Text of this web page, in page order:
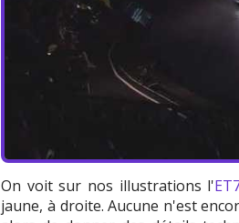
On voit sur nos illustrations l'
jaune, à droite. Aucune n'est